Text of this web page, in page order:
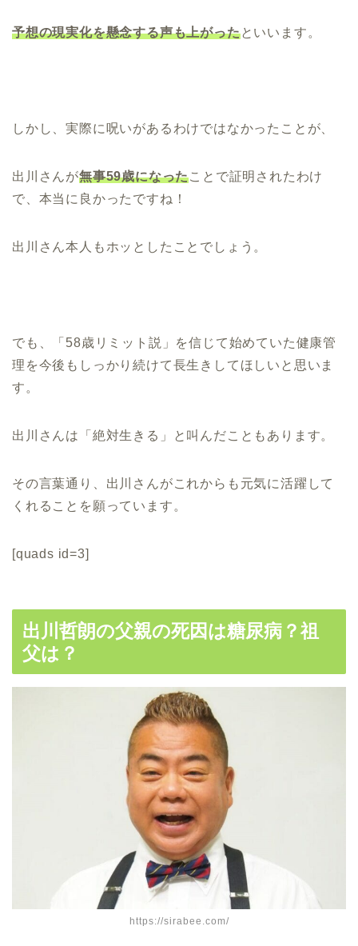
予想の現実化を懸念する声も上がったといいます。
しかし、実際に呪いがあるわけではなかったことが、
出川さんが無事59歳になったことで証明されたわけ
で、本当に良かったですね！
出川さん本人もホッとしたことでしょう。
でも、「58歳リミット説」を信じて始めていた健康管
理を今後もしっかり続けて長生きしてほしいと思いま
す。
出川さんは「絶対生きる」と叫んだこともあります。
その言葉通り、出川さんがこれからも元気に活躍して
くれることを願っています。
[quads id=3]
出川哲朗の父親の死因は糖尿病？祖
父は？
https://sirabee.com/